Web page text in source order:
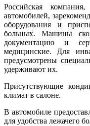
Российская
автомобилей,
оборудования и
больных. Машины
документацию и
медицинские. Для
предусмотрены
удерживают их.
Присутствующие
климат в салоне.
В автомобиле
для удобства лежачего